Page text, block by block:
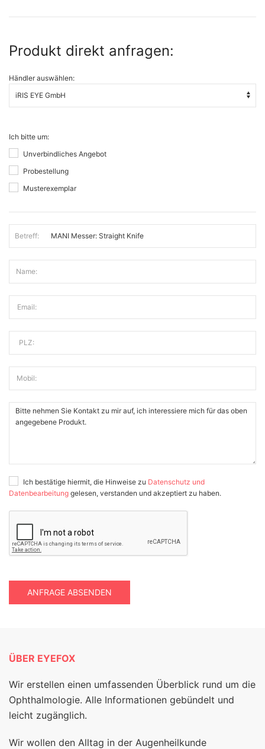
Produkt direkt anfragen:
Händler auswählen:
Ich bitte um:
Unverbindliches Angebot
Probestellung
Musterexemplar
Betreff:
Name:
Email:
PLZ:
Mobil:
Ich bestätige hiermit, die Hinweise zu Datenschutz und
Datenbearbeitung gelesen, verstanden und akzeptiert zu haben.
ANFRAGE ABSENDEN
ÜBER EYEFOX
Wir erstellen einen umfassenden Überblick rund um die
Ophthalmologie. Alle Informationen gebündelt und
leicht zugänglich.
Wir wollen den Alltag in der Augenheilkunde